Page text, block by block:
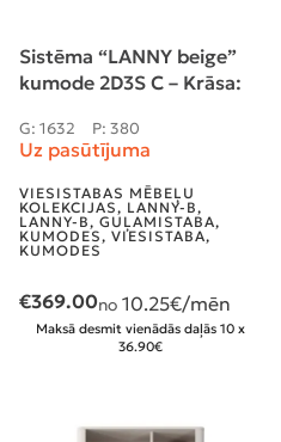
Sistēma “LANNY beige”
kumode 2D3S C – Krāsa:
G: 1632 P: 380
Uz pasūtījuma
VIESISTABAS MĒBEĻU
KOLEKCIJAS , LANNY-B ,
LANNY-B , GUĻAMISTABA,
KUMODES , VIESISTABA,
KUMODES
€369.00no 10.25€/mēn
Maksā desmit vienādās daļās 10 x
36.90€